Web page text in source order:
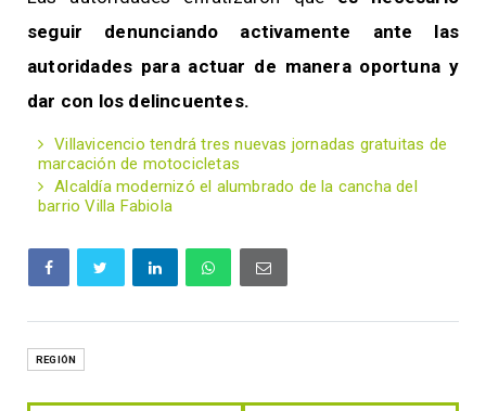
seguir denunciando activamente ante las
autoridades para actuar de manera oportuna y
dar con los delincuentes.
Villavicencio tendrá tres nuevas jornadas gratuitas de
marcación de motocicletas
Alcaldía modernizó el alumbrado de la cancha del
barrio Villa Fabiola
REGIÓN